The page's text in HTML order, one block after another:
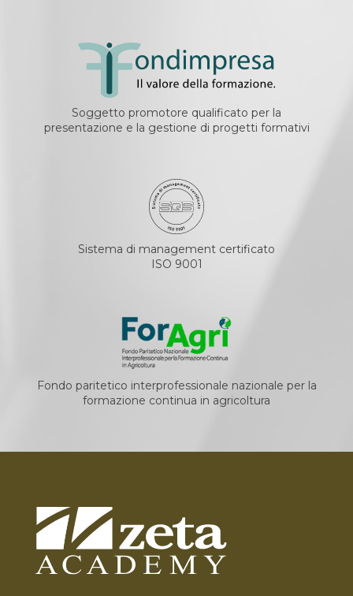
Soggetto promotore qualificato per la
presentazione e la gestione di progetti formativi
Sistema di management certificato
ISO 9001
Fondo paritetico interprofessionale nazionale per la
formazione continua in agricoltura